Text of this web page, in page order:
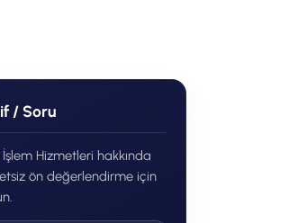
/ Soru
Hizmetleri hakkında
ön değerlendirme için